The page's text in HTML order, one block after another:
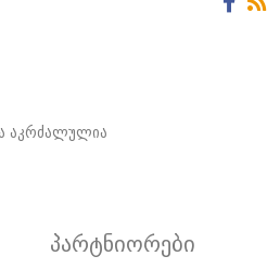
აკრძალულია
პარტნიორები